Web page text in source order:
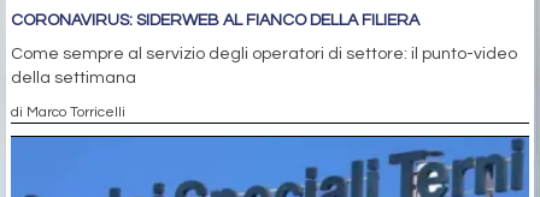
CORONAVIRUS: SIDERWEB AL FIANCO DELLA FILIERA
Come sempre al servizio degli operatori di settore: il punto-video
della settimana
di Marco Torricelli